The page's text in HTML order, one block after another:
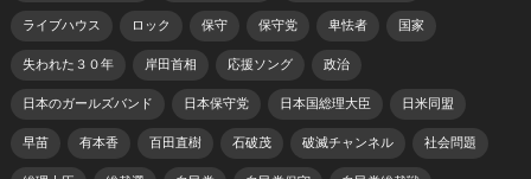
ライブハウス ロック 保守 保守党 卑怯者 国家
失われた３０年 岸田首相 応援ソング 政治
日本のガールズバンド 日本保守党 日本国総理大臣 日米同盟
早苗 有本香 百田直樹 石破茂 破滅チャンネル 社会問題